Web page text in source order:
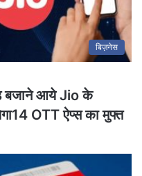
बिज़नेस
बजाने आये Jio के
OTT ऐप्स का मुफ्त